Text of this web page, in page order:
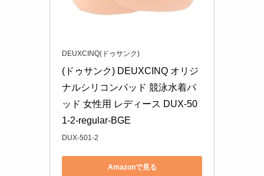
DEUXCINQ(ドゥサンク)
(ドゥサンク) DEUXCINQ オリジ
ナルシリコンパッド 競泳水着パ
ッド 女性用 レディース DUX-50
1-2-regular-BGE
DUX-501-2
Amazonで見る